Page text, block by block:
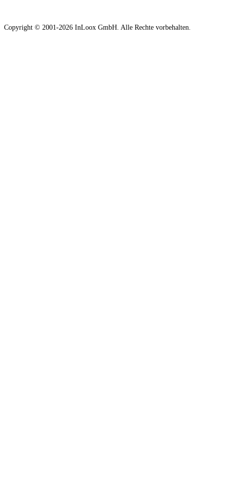
Copyright © 2001-2026 InLoox GmbH. Alle Rechte vorbehalten.